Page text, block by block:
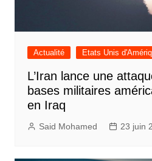
Actualité Etats Unis
L’Iran lance une
bases militaires
en Iraq
Said Mohamed 23 juin